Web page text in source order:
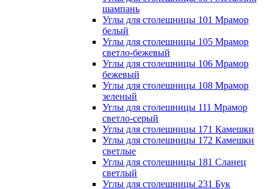
шампань
Углы для столешницы 101 Мрамор
белый
Углы для столешницы 105 Мрамор
светло-бежевый
Углы для столешницы 106 Мрамор
бежевый
Углы для столешницы 108 Мрамор
зеленый
Углы для столешницы 111 Мрамор
светло-серый
Углы для столешницы 171 Камешки
Углы для столешницы 172 Камешки
светлые
Углы для столешницы 181 Сланец
светлый
Углы для столешницы 231 Бук